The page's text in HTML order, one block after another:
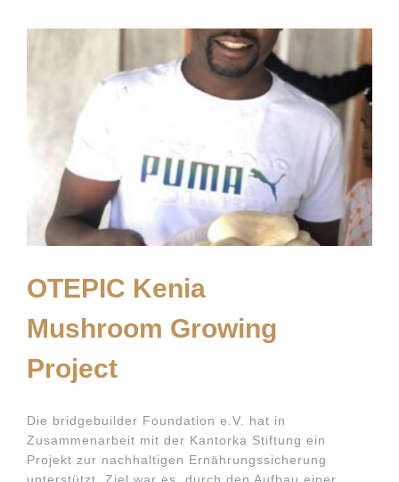
OTEPIC Kenia
Mushroom Growing
Project
Die bridgebuilder Foundation e.V. hat in
Zusammenarbeit mit der Kantorka Stiftung ein
Projekt zur nachhaltigen Ernährungssicherung